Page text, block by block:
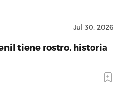
Jul 30, 2026
tiene rostro, historia